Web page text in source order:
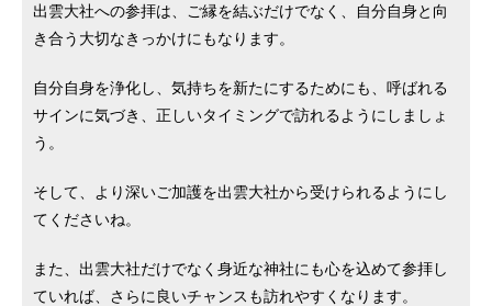
出雲大社への参拝は、ご縁を結ぶだけでなく、自分自身と向
き合う大切なきっかけにもなります。
自分自身を浄化し、気持ちを新たにするためにも、呼ばれる
サインに気づき、正しいタイミングで訪れるようにしましょ
う。
そして、より深いご加護を出雲大社から受けられるようにし
てくださいね。
また、出雲大社だけでなく身近な神社にも心を込めて参拝し
ていれば、さらに良いチャンスも訪れやすくなります。